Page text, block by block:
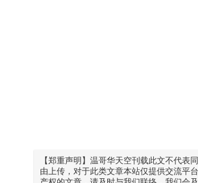
【郑重声明】温哥华天空刊载此文不代
由上传，对于此类文章本站仅提供交流平